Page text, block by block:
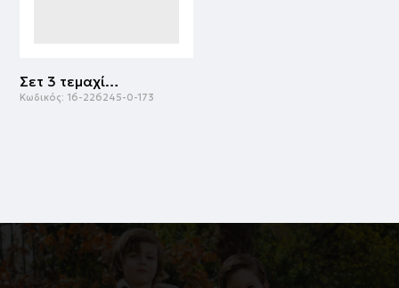
Σετ 3 τεμαχίων | ΕΜΠΡΙΜΕ
Κωδικός: 16-226245-0-173